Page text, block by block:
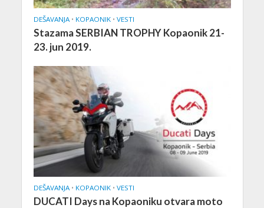
DEŠAVANJA • KOPAONIK • VESTI
Stazama SERBIAN TROPHY Kopaonik 21-
23. jun 2019.
DEŠAVANJA • KOPAONIK • VESTI
DUCATI Days na Kopaoniku otvara moto